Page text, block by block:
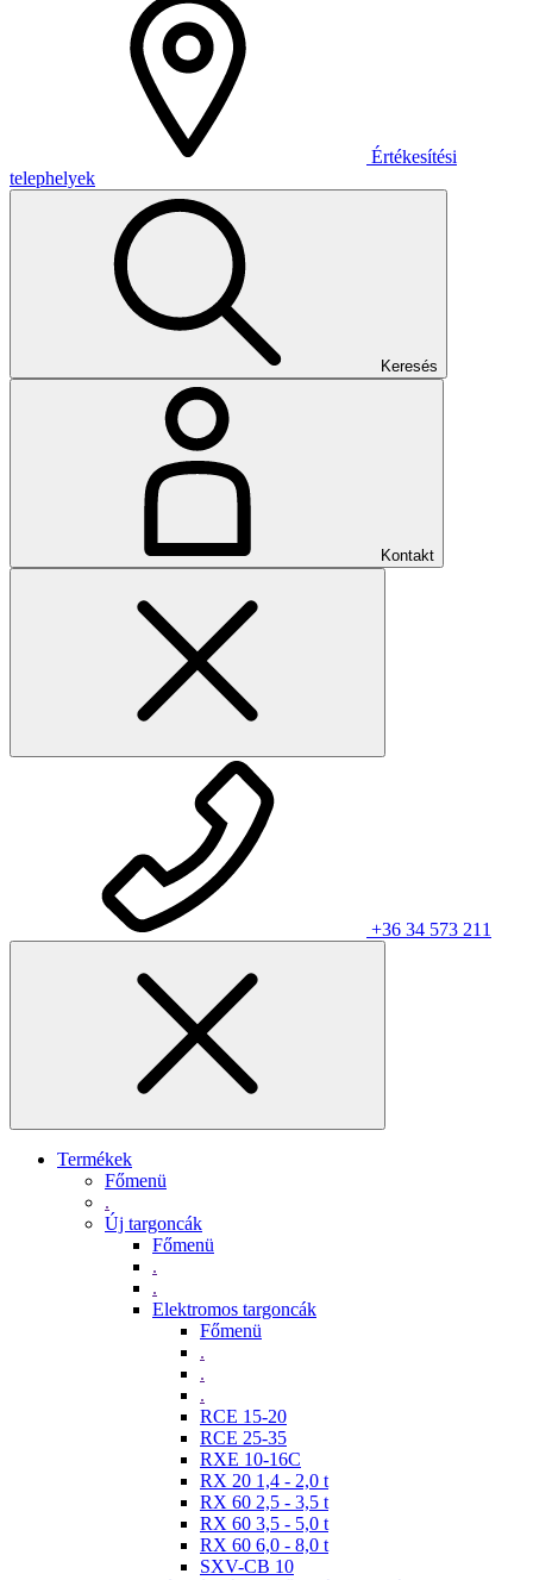
Értékesítési
telephelyek
Keresés
Kontakt
+36 34 573 211
Termékek
Főmenü
.
Új targoncák
Főmenü
.
.
Elektromos targoncák
Főmenü
.
.
.
RCE 15-20
RCE 25-35
RXE 10-16C
RX 20 1,4 - 2,0 t
RX 60 2,5 - 3,5 t
RX 60 3,5 - 5,0 t
RX 60 6,0 - 8,0 t
SXV-CB 10